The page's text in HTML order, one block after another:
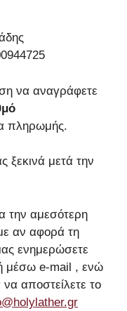
να αναγράφετε
πληρωμής.
ξεκινά μετά την
την αμεσότερη
αν αφορά τη
ενημερώσετε
μέσω e-mail , ενώ
αποστείλετε το